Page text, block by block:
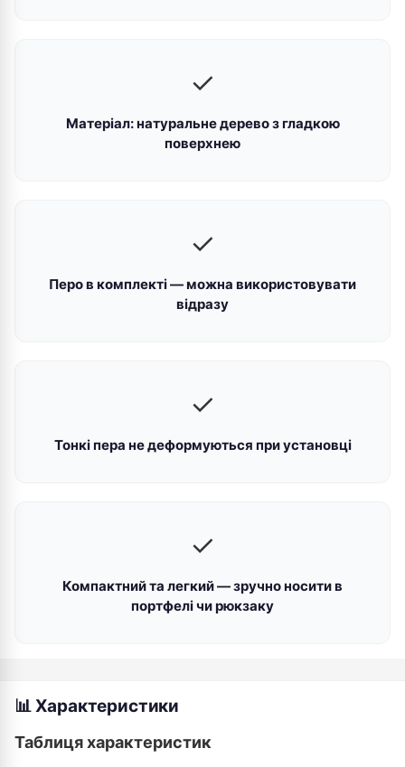
✓
Матеріал: натуральне дерево з гладкою
поверхнею
✓
Перо в комплекті — можна використовувати
відразу
✓
Тонкі пера не деформуються при установці
✓
Компактний та легкий — зручно носити в
портфелі чи рюкзаку
📊 Характеристики
Таблиця характеристик